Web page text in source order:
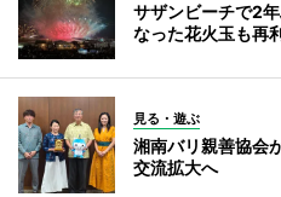
サザンビーチで2
なった花火玉も再
見る・遊ぶ
湘南バリ親善協会
交流拡大へ